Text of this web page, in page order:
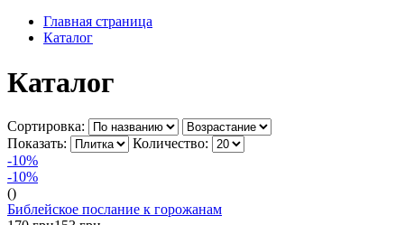
Главная страница
Каталог
Каталог
Сортировка:
Показать:
Количество:
-10%
-10%
()
Библейское послание к горожанам